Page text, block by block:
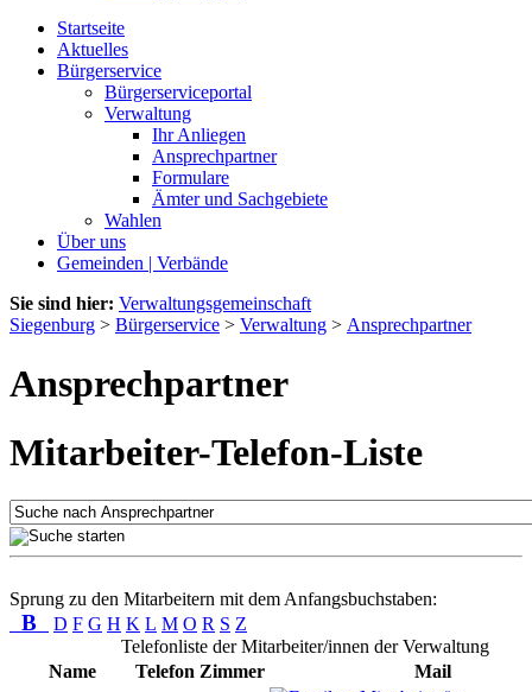
Startseite
Aktuelles
Bürgerservice
Bürgerserviceportal
Verwaltung
Ihr Anliegen
Ansprechpartner
Formulare
Ämter und Sachgebiete
Wahlen
Über uns
Gemeinden | Verbände
Sie sind hier: Verwaltungsgemeinschaft
Siegenburg > Bürgerservice > Verwaltung > Ansprechpartner
Ansprechpartner
Mitarbeiter-Telefon-Liste
Sprung zu den Mitarbeitern mit dem Anfangsbuchstaben:
B D F G H K L M O R S Z
Telefonliste der Mitarbeiter/innen der Verwaltung
Name
Telefon Zimmer
Mail